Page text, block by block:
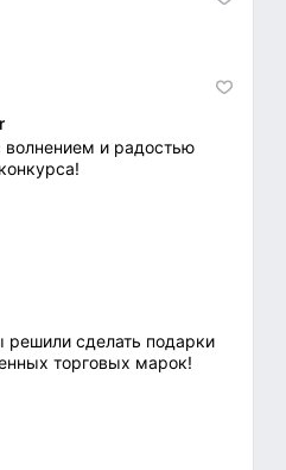
волнением и радостью
решили сделать подарки
торговых марок!